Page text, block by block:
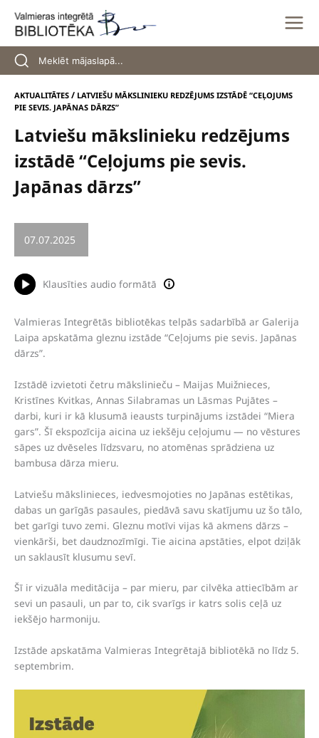
content
AKTUALITĀTES / LATVIEŠU MĀKSLINIEKU REDZĒJUMS IZSTĀDĒ “CEĻOJUMS
PIE SEVIS. JAPĀNAS DĀRZS”
Latviešu mākslinieku redzējums
izstādē “Ceļojums pie sevis.
Japānas dārzs”
07.07.2025
Klausīties audio formātā
Valmieras Integrētās bibliotēkas telpās sadarbībā ar Galerija
Laipa apskatāma gleznu izstāde “Ceļojums pie sevis. Japānas
dārzs”.
Izstādē izvietoti četru mākslinieču – Maijas Muižnieces,
Kristīnes Kvitkas, Annas Silabramas un Lāsmas Pujātes –
darbi, kuri ir kā klusumā ieausts turpinājums izstādei “Miera
gars”. Šī ekspozīcija aicina uz iekšēju ceļojumu — no vēstures
sāpes uz dvēseles līdzsvaru, no atomēnas sprādziena uz
bambusa dārza mieru.
Latviešu mākslinieces, iedvesmojoties no Japānas estētikas,
dabas un garīgās pasaules, piedāvā savu skatījumu uz šo tālo,
bet garīgi tuvo zemi. Gleznu motīvi vijas kā akmens dārzs –
vienkārši, bet daudznozīmīgi. Tie aicina apstāties, elpot dziļāk
un saklausīt klusumu sevī.
Šī ir vizuāla meditācija – par mieru, par cilvēka attiecībām ar
sevi un pasauli, un par to, cik svarīgs ir katrs solis ceļā uz
iekšējo harmoniju.
Izstāde apskatāma Valmieras Integrētajā bibliotēkā no līdz 5.
septembrim.